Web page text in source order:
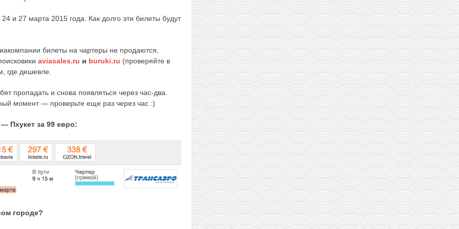
и 27 марта 2015 года. Как долго эти билеты будут
билеты на чартеры не продаются,
aviasales.ru и buruki.ru (проверяйте в
где дешевле.
пропадать и снова появляться через час-два.
момент — проверьте еще раз через час :)
Пхукет за 99 евро:
городе?